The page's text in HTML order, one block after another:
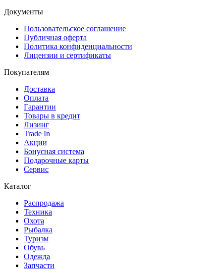
Документы
Пользовательское соглашение
Публичная оферта
Политика конфиденциальности
Лицензии и сертификаты
Покупателям
Доставка
Оплата
Гарантии
Товары в кредит
Лизинг
Trade In
Акции
Бонусная система
Подарочные карты
Сервис
Каталог
Распродажа
Техника
Охота
Рыбалка
Туризм
Обувь
Одежда
Запчасти